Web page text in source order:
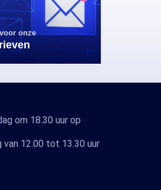
onze
om 18.30 uur op
van 12.00 tot 13.30 uur